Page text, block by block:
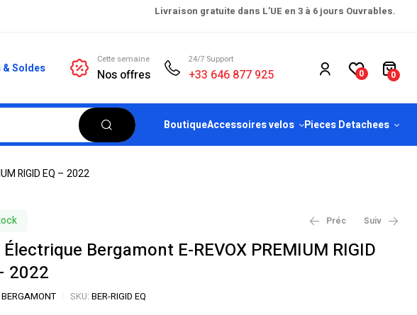
Livraison gratuite dans L’UE en 3 à 6 jours Ouvrables.
Soldes
Cette semaine
Nos offres
24/7 Support
+33 646 877 925 0 0
BoutiqueAccessoires velos Pieces Detachees
RIGID EQ – 2022
Préc Suiv
Électrique Bergamont E-REVOX PREMIUM RIGID
2022
BERGAMONT SKU: BER-RIGID EQ